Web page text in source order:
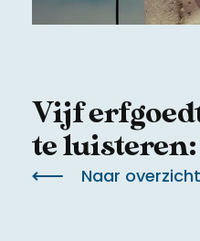
Voorwaarden
Vijf
te
Naar overzicht